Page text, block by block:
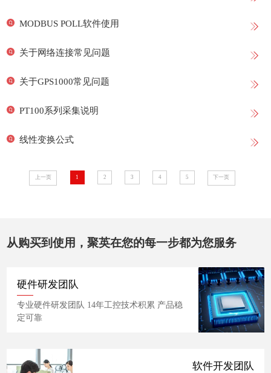
MODBUS POLL软件使用
关于网络连接常见问题
关于GPS1000常见问题
PT100系列采集说明
线性变换公式
上一页 1 2 3 4 5 下一页
从购买到使用，聚英在您的每一步都为您服务
硬件研发团队
专业硬件研发团队 14年工控技术积累 产品稳
定可靠
软件开发团队